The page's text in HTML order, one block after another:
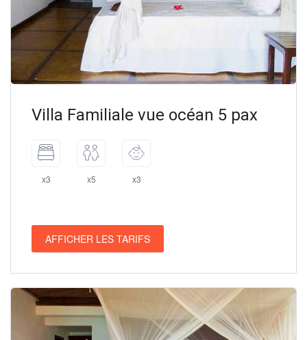
Villa Familiale vue océan 5 pax
x3 x5 x3
AFFICHER LES TARIFS